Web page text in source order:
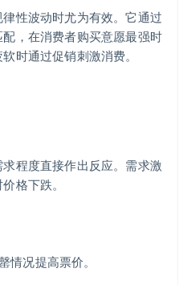
性波动时尤为有效。它通过
，在消费者购买意愿最强时
时通过促销刺激消费。
程度直接作出反应。需求激
格下跌。
情况提高票价。